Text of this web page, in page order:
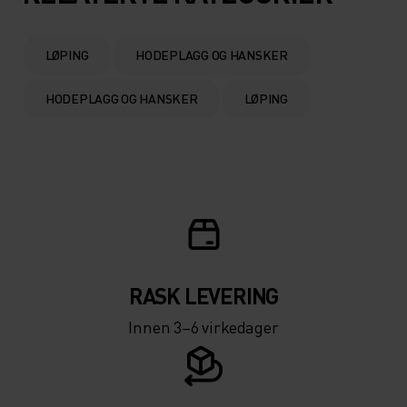
-5°
-20°
-25°
0°
-5°
-20°
-25°
LØPING HODEPLAGG OG HANSKER
HODEPLAGG OG HANSKER LØPING
RASK LEVERING
Innen 3–6 virkedager